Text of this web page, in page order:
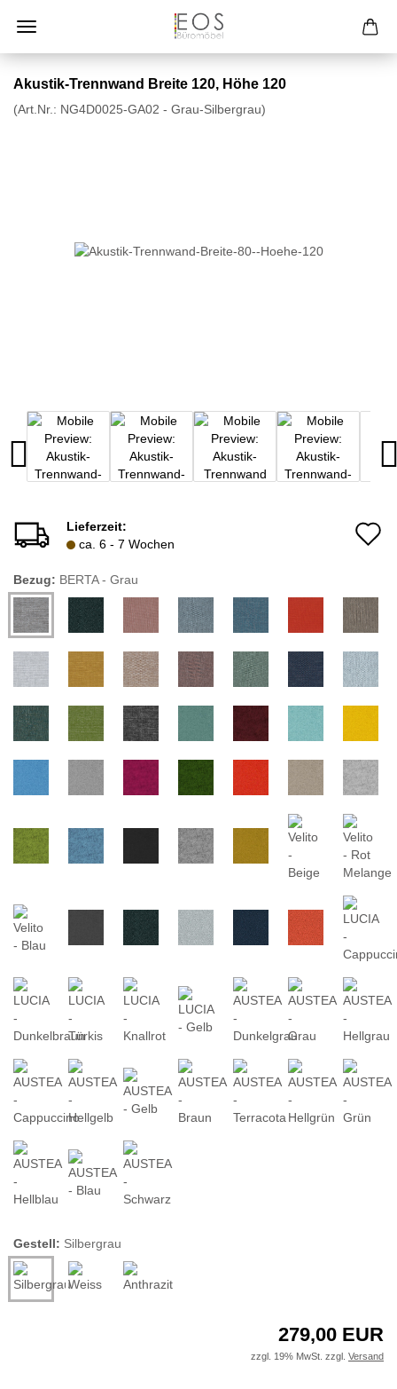
Akustik-Trennwand Breite 120, Höhe 120
(Art.Nr.: NG4D0025-GA02 - Grau-Silbergrau)
Lieferzeit:
ca. 6 - 7 Wochen
Bezug: BERTA - Grau
Gestell: Silbergrau
279,00 EUR
zzgl. 19% MwSt. zzgl. Versand